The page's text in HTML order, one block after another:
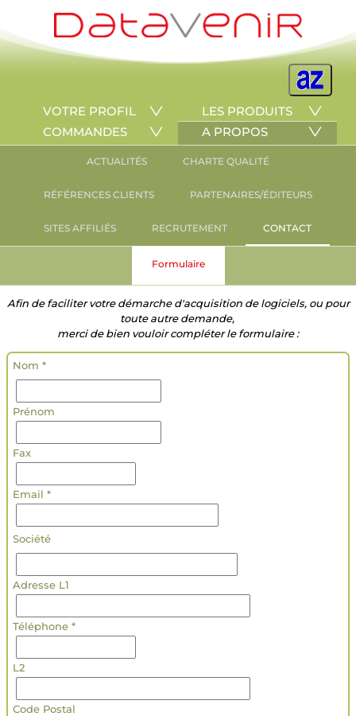
VOTRE PROFIL
LES PRODUITS
COMMANDES
A PROPOS
ACTUALITÉS CHARTE QUALITÉ
RÉFÉRENCES CLIENTS PARTENAIRES/ÉDITEURS
SITES AFFILIÉS RECRUTEMENT CONTACT
Formulaire
Afin de faciliter votre démarche d'acquisition de logiciels, ou pour
toute autre demande,
merci de bien vouloir compléter le formulaire :
Nom *
Prénom
Fax
Email *
Société
Adresse L1
Téléphone *
L2
Code Postal